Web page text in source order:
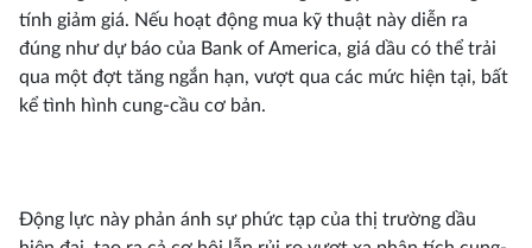
tính giảm giá. Nếu hoạt động mua kỹ thuật này diễn ra
đúng như dự báo của Bank of America, giá dầu có thể trải
qua một đợt tăng ngắn hạn, vượt qua các mức hiện tại, bất
kể tình hình cung-cầu cơ bản.
Động lực này phản ánh sự phức tạp của thị trường dầu